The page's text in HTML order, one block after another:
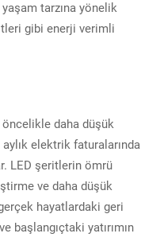
tarzına yönelik
gibi enerji verimli
öncelikle daha düşük
elektrik faturalarında
LED şeritlerin ömrü
ve daha düşük
hayatlardaki geri
başlangıçtaki yatırımın